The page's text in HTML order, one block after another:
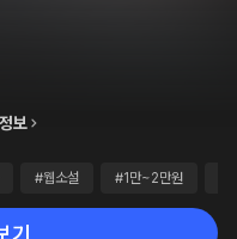
보
#웹소설 #1만~2만원
기